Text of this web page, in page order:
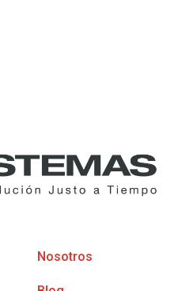
Nosotros